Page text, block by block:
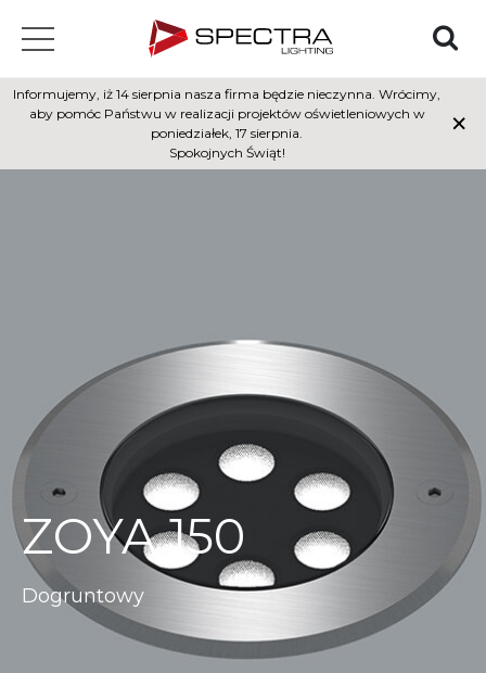
Informujemy, iż 14 sierpnia nasza firma będzie nieczynna. Wrócimy,
aby pomóc Państwu w realizacji projektów oświetleniowych w
poniedziałek, 17 sierpnia.
Spokojnych Świąt!
×
ZOYA 150
Dogruntowy